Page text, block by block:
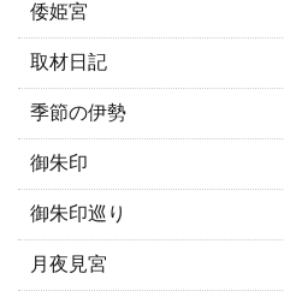
倭姫宮
取材日記
季節の伊勢
御朱印
御朱印巡り
月夜見宮